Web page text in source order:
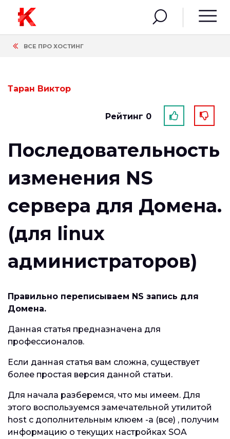
ВСЕ ПРО ХОСТИНГ
Таран Виктор
Рейтинг 0
Последовательность
изменения NS
сервера для Домена.
(для linux
администраторов)
Правильно переписываем NS запись для
Домена.
Данная статья предназначена для
профессионалов.
Если данная статья вам сложна, существует
более простая версия данной статьи.
Для начала разберемся, что мы имеем. Для
этого воспользуемся замечательной утилитой
host c дополнительным клюем -a (все) , получим
информацию о текущих настройках SOA